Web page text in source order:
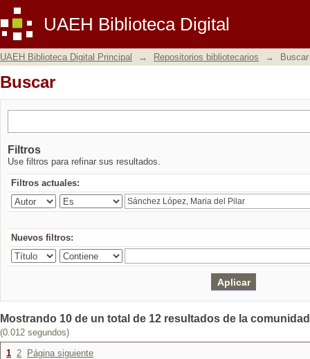
UAEH Biblioteca Digital
Buscar
UAEH Biblioteca Digital Principal → Repositorios bibliotecarios → Buscar
Buscar
Filtros
Use filtros para refinar sus resultados.
Filtros actuales:
Nuevos filtros:
Mostrando 10 de un total de 12 resultados de la
(0.012 segundos)
1 2 Página siguiente